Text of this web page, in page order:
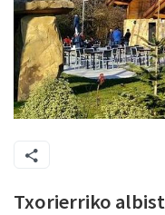
Txorierriko